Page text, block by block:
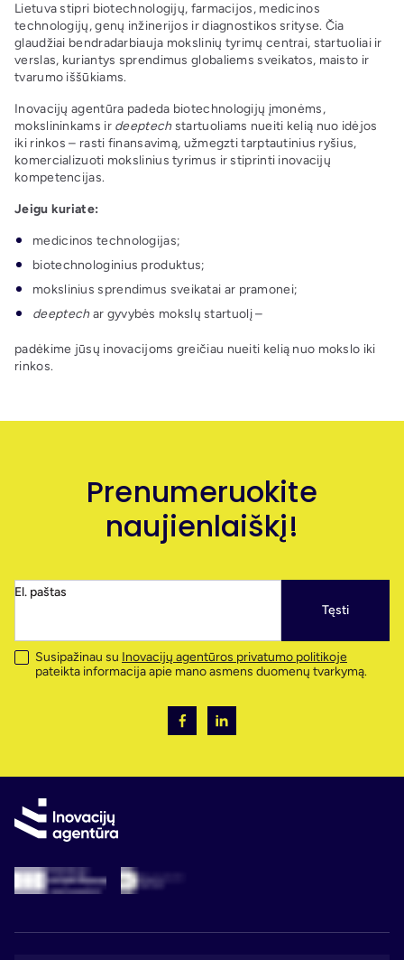
Lietuva stipri biotechnologijų, farmacijos, medicinos
technologijų, genų inžinerijos ir diagnostikos srityse. Čia
glaudžiai bendradarbiauja mokslinių tyrimų centrai, startuoliai ir
verslas, kuriantys sprendimus globaliems sveikatos, maisto ir
tvarumo iššūkiams.
Inovacijų agentūra padeda biotechnologijų įmonėms,
mokslininkams ir deeptechstartuoliams nueiti kelią nuo idėjos
iki rinkos – rasti finansavimą, užmegzti tarptautinius ryšius,
komercializuoti mokslinius tyrimus ir stiprinti inovacijų
kompetencijas.
Jeigu kuriate:
medicinos technologijas;
biotechnologinius produktus;
mokslinius sprendimus sveikatai ar pramonei;
deeptechar gyvybės mokslų startuolį –
padėkime jūsų inovacijoms greičiau nueiti kelią nuo mokslo iki
rinkos.
Prenumeruokite
naujienlaiškį!
El. paštas
Tęsti
Susipažinau su Inovacijų agentūros privatumo politikoje
pateikta informacija apie mano asmens duomenų tvarkymą.